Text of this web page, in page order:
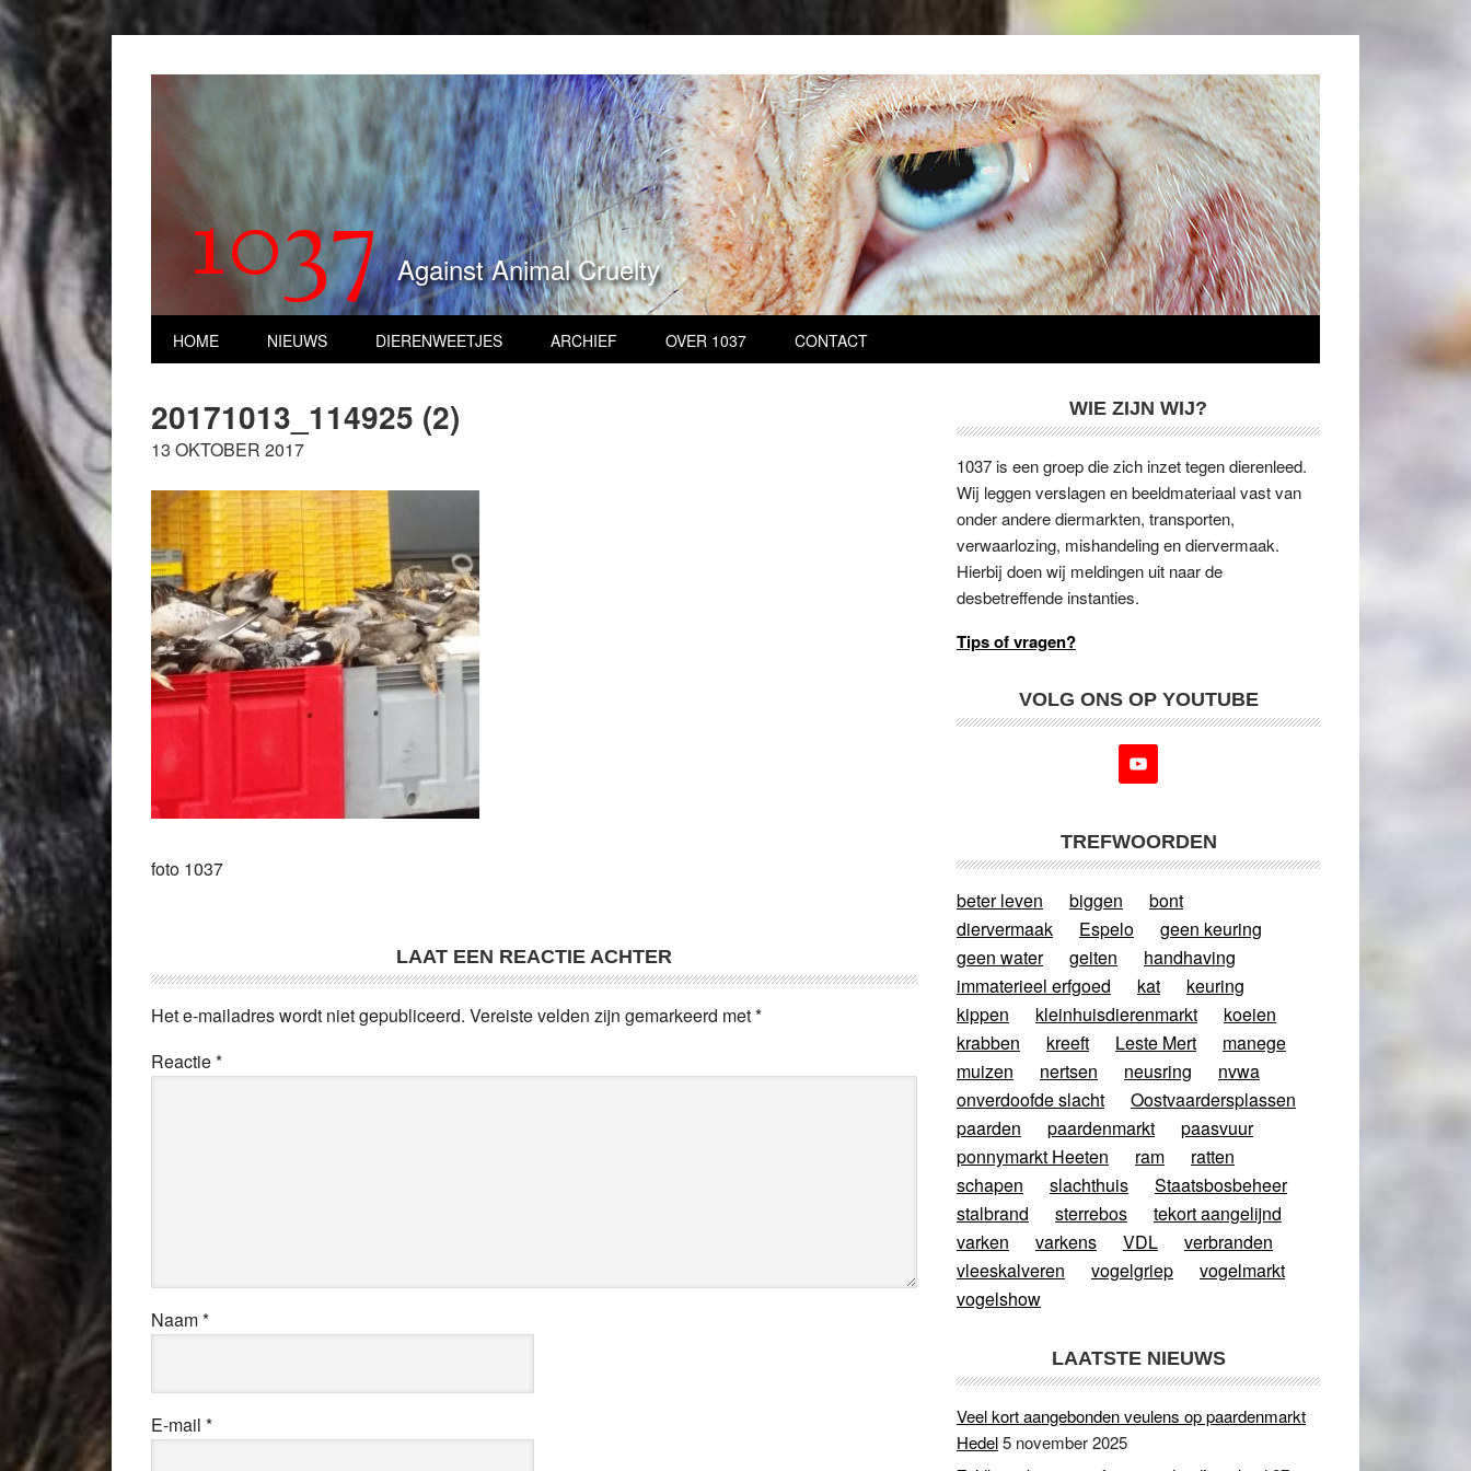
1037 Against Animal Cruelty
HOME NIEUWS DIERENWEETJES ARCHIEF OVER 1037 CONTACT
20171013_114925 (2)
13 OKTOBER 2017
foto 1037
LAAT EEN REACTIE ACHTER
Het e-mailadres wordt niet gepubliceerd. Vereiste velden zijn gemarkeerd met*
Reactie*
Naam*
E-mail *
WIE ZIJN WIJ?
1037 is een groep die zich inzet tegen dierenleed.
Wij leggen verslagen en beeldmateriaal vast van
onder andere diermarkten, transporten,
verwaarlozing, mishandeling en diervermaak.
Hierbij doen wij meldingen uit naar de
desbetreffende instanties.
Tips of vragen?
VOLG ONS OP YOUTUBE
TREFWOORDEN
beter leven biggen
bont
diervermaak
Espelo
geen keuring
geen water
geiten
handhaving
immaterieel erfgoed
kat
keuring
kippen
kleinhuisdierenmarkt
koeien
krabben
kreeft Leste Mert
manege
muizen
nertsen neusring
nvwa
onverdoofde slacht
Oostvaardersplassen
paarden
paardenmarkt
paasvuur
ponnymarkt Heeten
ram
ratten
schapen
slachthuis
Staatsbosbeheer
stalbrand
sterrebos
tekort aangelijnd
varken
varkens VDL
verbranden
vleeskalveren
vogelgriep
vogelmarkt
vogelshow
LAATSTE NIEUWS
Veel kort aangebonden veulens op paardenmarkt
Hedel5 november 2025